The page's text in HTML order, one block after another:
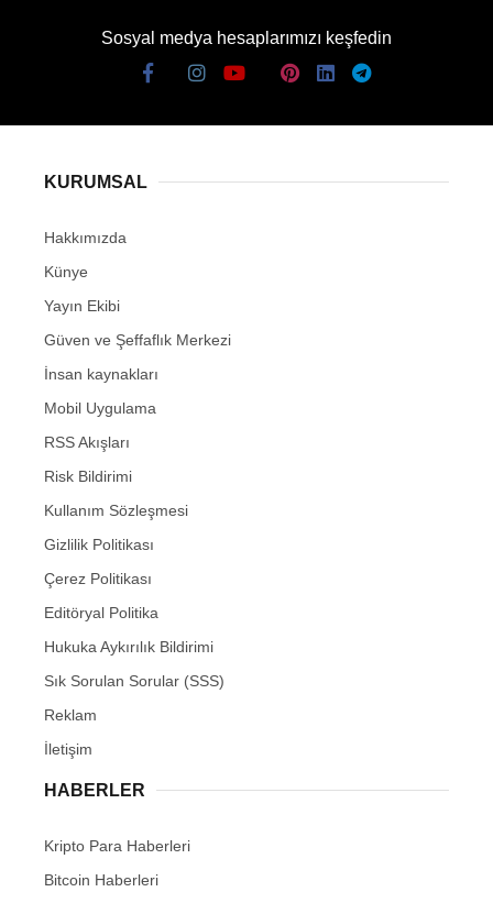
Sosyal medya hesaplarımızı keşfedin
KURUMSAL
Hakkımızda
Künye
Yayın Ekibi
Güven ve Şeffaflık Merkezi
İnsan kaynakları
Mobil Uygulama
RSS Akışları
Risk Bildirimi
Kullanım Sözleşmesi
Gizlilik Politikası
Çerez Politikası
Editöryal Politika
Hukuka Aykırılık Bildirimi
Sık Sorulan Sorular (SSS)
Reklam
İletişim
HABERLER
Kripto Para Haberleri
Bitcoin Haberleri